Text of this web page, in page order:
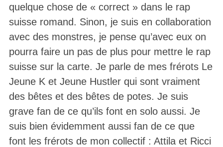
quelque chose de « correct » dans le rap
suisse romand. Sinon, je suis en collaboration
avec des monstres, je pense qu’avec eux on
pourra faire un pas de plus pour mettre le rap
suisse sur la carte. Je parle de mes frérots Le
Jeune K et Jeune Hustler qui sont vraiment
des bêtes et des bêtes de potes. Je suis
grave fan de ce qu’ils font en solo aussi. Je
suis bien évidemment aussi fan de ce que
font les frérots de mon collectif : Attila et Ricci